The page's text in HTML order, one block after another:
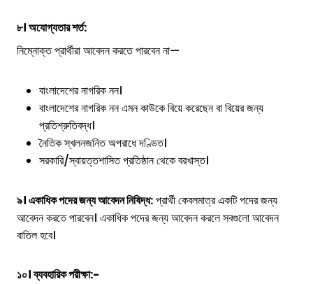
৮। অযোগ্যতার শর্ত:
নিম্নোক্ত প্রার্থীরা আবেদন করতে পারবেন না—
বাংলাদেশের নাগরিক নন।
বাংলাদেশের নাগরিক নন এমন কাউকে বিয়ে করেছেন বা বিয়ের জন্য
প্রতিশ্রুতিবদ্ধ।
নৈতিক স্খলনজনিত অপরাধে দণ্ডিত।
সরকারি/স্বায়ত্তশাসিত প্রতিষ্ঠান থেকে বরখাস্ত।
৯। একাধিক পদের জন্য আবেদন নিষিদ্ধ:প্রার্থী কেবলমাত্র একটি পদের জন্য
আবেদন করতে পারবেন। একাধিক পদের জন্য আবেদন করলে সবগুলো আবেদন
বাতিল হবে।
১০। ব্যবহারিক পরীক্ষা:-